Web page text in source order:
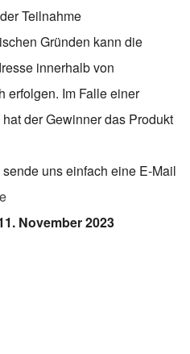
Teilnahme
Gründen kann die
innerhalb von
erfolgen. Im Falle einer
der Gewinner das Produkt
uns einfach eine E-Mail
November 2023